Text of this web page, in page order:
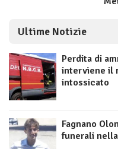
Ultime Notizie
Perdita di
interviene il
intossicato
Fagnano
funerali